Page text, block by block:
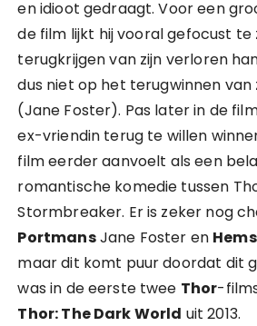
en idioot gedraagt. Voor een
de film lijkt hij vooral gefocust te
terugkrijgen van zijn verloren
dus niet op het terugwinnen van
(Jane Foster). Pas later in de
ex-vriendin terug te willen
film eerder aanvoelt als een
romantische komedie tussen
Stormbreaker. Er is zeker nog
PortmansJane Foster en
maar dit komt puur doordat dit
was in de eerste twee Thor-
Thor: The Dark World uit 2013.